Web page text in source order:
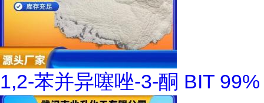
1,2-苯并异噻唑-3-酮 BIT 99%